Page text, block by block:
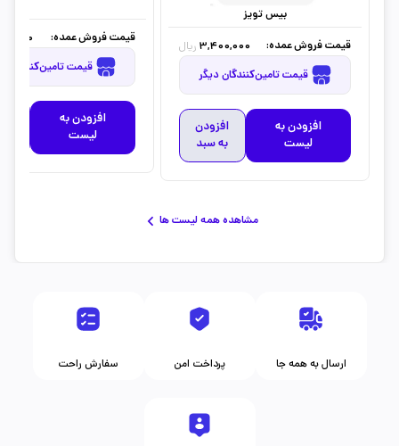
بیس تویز
قیمت فروش عمده:
3,400,000 ریال
قیمت تامین‌کنندگان دیگر
افزودن به
لیست
افزودن
به سبد
قیمت فروش عمده:
قیمت تامین‌کنندگان دیگر
افزودن به
لیست
مشاهده همه لیست ها
سفارش راحت پرداخت امن ارسال به همه جا